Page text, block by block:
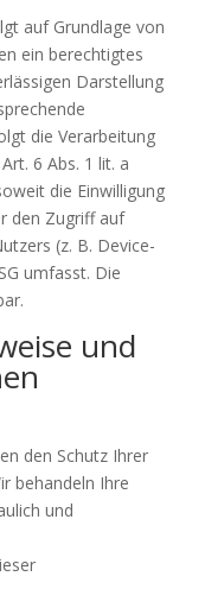
auf Grundlage von
ein berechtigtes
Darstellung
die Verarbeitung
6 Abs. 1 lit. a
die Einwilligung
den Zugriff auf
(z. B. Device-
umfasst. Die
und
den Schutz Ihrer
behandeln Ihre
und